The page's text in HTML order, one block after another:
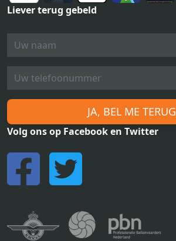
Liever terug gebeld
JA, BEL ME TERUG
Volg ons op Facebook en Twitter